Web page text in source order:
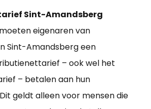
Sint-Amandsberg
eigenaren van
Sint-Amandsberg een
– ook wel het
– betalen aan hun
geldt alleen voor mensen die